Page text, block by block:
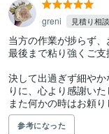
greni 見積り相談
当方の作業が捗らず、
最後まで粘り強くご支
決して出過ぎず細や
りに、心より感謝いた
また何かの時はお頼り
参考になった